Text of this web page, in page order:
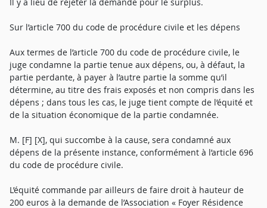
Sur l’article 700 du code de procédure civile et les dépens
Aux termes de l’article 700 du code de procédure civile, le
juge condamne la partie tenue aux dépens, ou, à défaut, la
partie perdante, à payer à l’autre partie la somme qu’il
détermine, au titre des frais exposés et non compris dans les
dépens ; dans tous les cas, le juge tient compte de l’équité et
de la situation économique de la partie condamnée.
M. [F] [X], qui succombe à la cause, sera condamné aux
dépens de la présente instance, conformément à l’article 696
du code de procédure civile.
L’équité commande par ailleurs de faire droit à hauteur de
200 euros à la demande de l’Association « Foyer Résidence